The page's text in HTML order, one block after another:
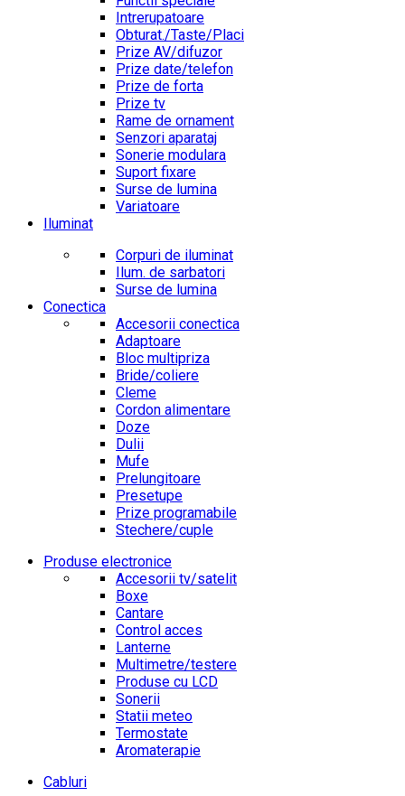
Intrerupatoare
Obturat./Taste/Placi
Prize AV/difuzor
Prize date/telefon
Prize de forta
Prize tv
Rame de ornament
Senzori aparataj
Sonerie modulara
Suport fixare
Surse de lumina
Variatoare
Iluminat
Corpuri de iluminat
Ilum. de sarbatori
Surse de lumina
Conectica
Accesorii conectica
Adaptoare
Bloc multipriza
Bride/coliere
Cleme
Cordon alimentare
Doze
Dulii
Mufe
Prelungitoare
Presetupe
Prize programabile
Stechere/cuple
Produse electronice
Accesorii tv/satelit
Boxe
Cantare
Control acces
Lanterne
Multimetre/testere
Produse cu LCD
Sonerii
Statii meteo
Termostate
Aromaterapie
Cabluri